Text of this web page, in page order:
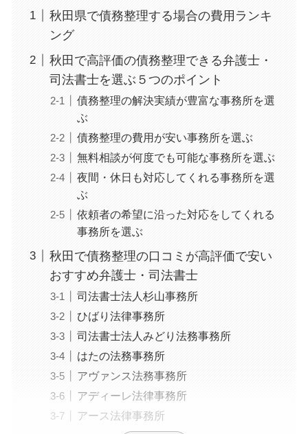
秋田県で債務整理する場合の費用ランキ
ング
秋田で高評価の債務整理できる弁護士・
司法書士を選ぶ５つのポイント
債務整理の解決実績が豊富な事務所を選
ぶ
債務整理の費用が安い事務所を選ぶ
無料相談が何度でも可能な事務所を選ぶ
夜間・休日も対応してくれる事務所を選
ぶ
依頼者の希望に沿った対応をしてくれる
事務所を選ぶ
秋田で債務整理の口コミが高評価で安い
おすすめ弁護士・司法書士
司法書士法人杉山事務所
ひばり法律事務所
司法書士法人みどり法務事務所
はたの法務事務所
アヴァンス法務事務所
アディーレ法律事務所
アース法律事務所